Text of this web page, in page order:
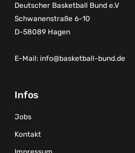
Deutscher Basketball Bund e.V
Schwanenstraße 6-10
D-58089 Hagen
E-Mail: info@basketball-bund.de
Infos
Jobs
Kontakt